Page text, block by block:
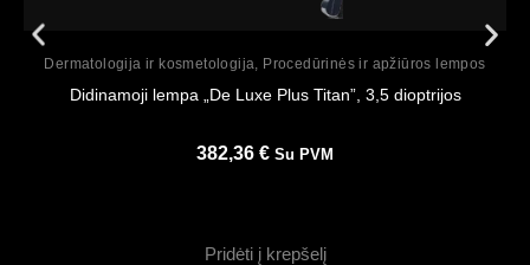
Dermatologija ir kosmetologija Procedūrinės ir apžiūros lempos
Didinamoji lempa „De Luxe Plus Titan”, 3,5 dioptrijos
382,36 € Su PVM
Pridėti į krepšelį